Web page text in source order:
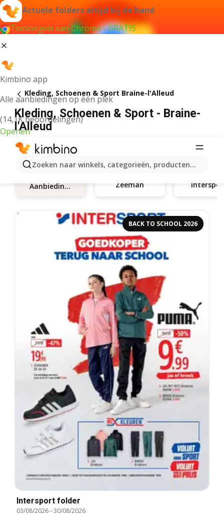
Actuele folders altijd bij de hand
Toevoegen aan Chrome - GRATIS
Kimbino app
Alle aanbiedingen op één plek
(14,1K beoordelingen)
Openen
Zoeken naar winkels, categorieën, producten...
Kleding, Schoenen & Sport Braine-l'Alleud
Kleding, Schoenen & Sport - Braine-
l'Alleud
Aanbiedingen Zeeman
BACK TO SCHOOL 2026
Intersport folder
03/08/2026-30/08/2026